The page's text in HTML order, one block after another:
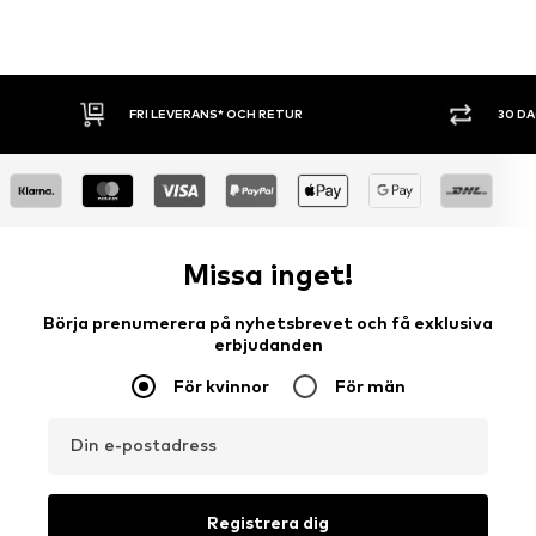
FRI LEVERANS* OCH RETUR 30
Missa inget!
Börja prenumerera på nyhetsbrevet och få exklusiva
erbjudanden
För kvinnor För män
Din e-postadress
Registrera dig